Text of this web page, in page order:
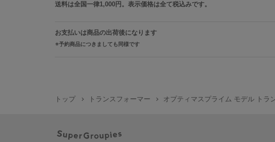
送料は全国一律1,000円。表示価格は全て税込みです。
お支払いは商品の出荷後になります
予約商品につきましても同様です
トップ トランスフォーマー オプティマスプライム モデル トラ